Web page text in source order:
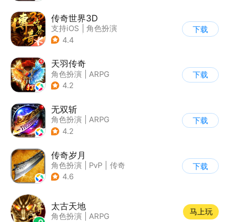
传奇世界3D
支持iOS
角色扮演
| ARPG
4.4
下载
天羽传奇
角色扮演
ARPG
| 传奇
4.2
下载
无双斩
角色扮演
ARPG
| 传奇
4.2
下载
传奇岁月
角色扮演 PvP
传奇
| 千人同屏
4.6
下载
太古天地
角色扮演 ARPG
马上玩